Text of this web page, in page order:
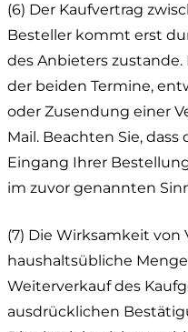
(6) Der Kaufvertrag
Besteller kommt erst
des Anbieters
der beiden Termine,
oder Zusendung einer
Mail. Beachten Sie,
Eingang Ihrer
im zuvor genannten
(7) Die Wirksamkeit von
haushaltsübliche
Weiterverkauf des
ausdrücklichen